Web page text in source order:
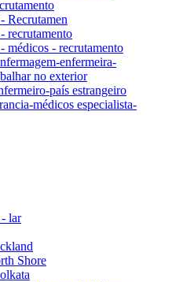
Recrutamen
recrutamento
médicos - recrutamento
enfermeira-
no exterior
país estrangeiro
médicos especialista-
lar
Shore